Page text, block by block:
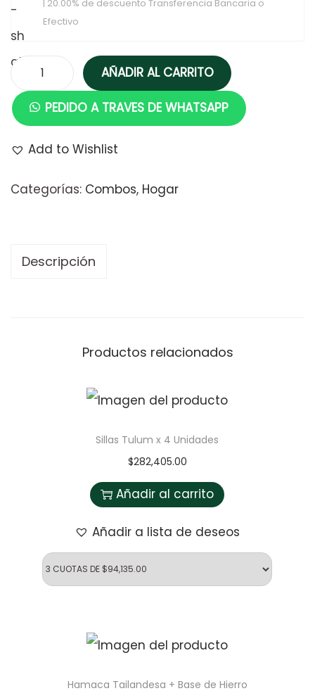
| 20.00% de descuento Transferencia Bancaria o
Efectivo
AÑADIR AL CARRITO
PEDIDO A TRAVES DE WHATSAPP
Add to Wishlist
Categorías: Combos, Hogar
Descripción
Productos relacionados
Sillas Tulum x 4 Unidades
$282,405.00
Añadir al carrito
Añadir a lista de deseos
Hamaca Tailandesa + Base de Hierro